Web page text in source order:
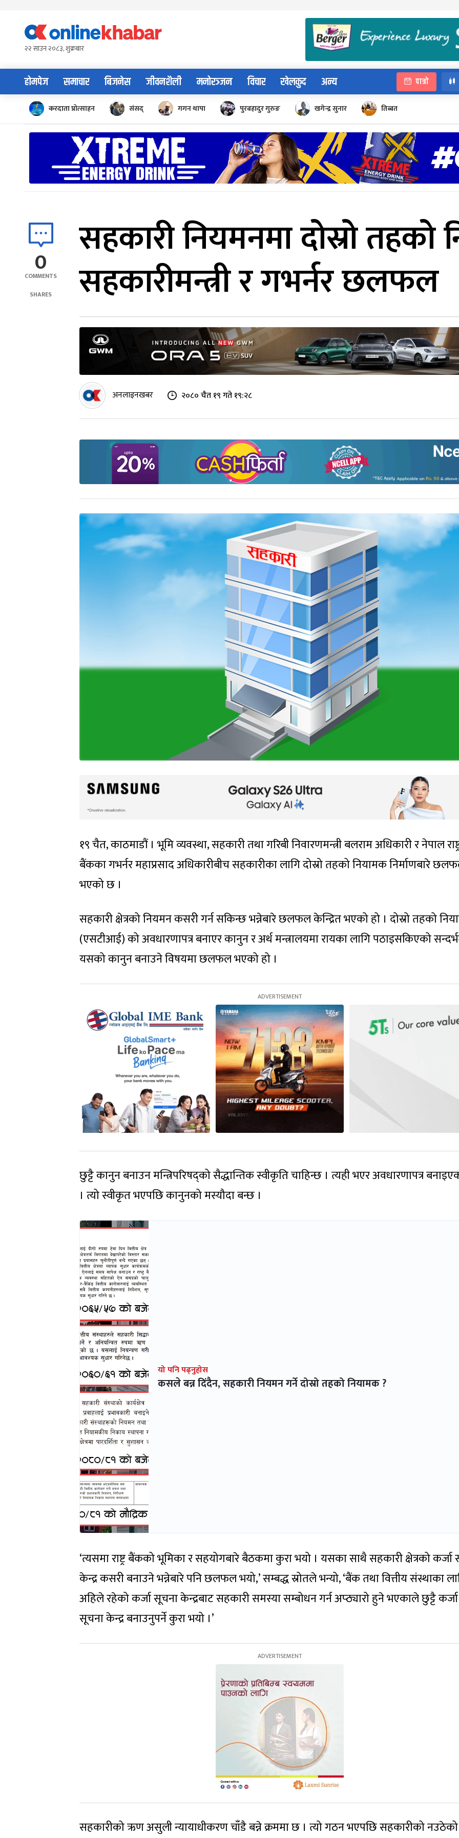
content२२ साउन २०८३, शुक्रबार
होमपेज समाचार बिजनेस जीवनशैली मनोरञ्जन विचार खेलकुद अन्य पात्रो
करदाता प्रोत्साहन संसद् गगन थापा पुरबहादुर गुरुङ खगेन्द्र सुनार तिब्बत
0
COMMENTS
SHARES
सहकारी नियमनमा दोस्रो
सहकारीमन्त्री र गभर्नर छलफल
अनलाइनखबर २०८० चैत १९ गते १९:२८
१९ चैत, काठमाडौं । भूमि व्यवस्था, सहकारी तथा गरिबी निवारणमन्त्री बलराम अधिकारी र नेपाल
बैंकका गभर्नर महाप्रसाद अधिकारीबीच सहकारीका लागि दोस्रो तहको नियामक निर्माणबारे
भएको छ ।
सहकारी क्षेत्रको नियमन कसरी गर्न सकिन्छ भन्नेबारे छलफल केन्द्रित भएको हो । दोस्रो तहको
(एसटीआई) को अवधारणापत्र बनाएर कानुन र अर्थ मन्त्रालयमा रायका लागि पठाइसकिएको
यसको कानुन बनाउने विषयमा छलफल भएको हो ।
छुट्टै कानुन बनाउन मन्त्रिपरिषद्को सैद्धान्तिक स्वीकृति चाहिन्छ । त्यही भएर अवधारणापत्र
। त्यो स्वीकृत भएपछि कानुनको मस्यौदा बन्छ ।
यो पनि पढ्नुहोस
कसले बन्न दिंदैन, सहकारी नियमन गर्ने दोस्रो तहको नियामक ?
‘त्यसमा राष्ट्र बैंकको भूमिका र सहयोगबारे बैठकमा कुरा भयो । यसका साथै सहकारी क्षेत्रको
केन्द्र कसरी बनाउने भन्नेबारे पनि छलफल भयो,’ सम्बद्ध स्रोतले भन्यो, ‘बैंक तथा वित्तीय संस्थाका
अहिले रहेको कर्जा सूचना केन्द्रबाट सहकारी समस्या सम्बोधन गर्न अप्ठ्यारो हुने भएकाले छुट्टै कर्जा
सूचना केन्द्र बनाउनुपर्ने कुरा भयो ।’
सहकारीको ऋण असुली न्यायाधीकरण चाँडै बन्ने क्रममा छ । त्यो गठन भएपछि सहकारीको